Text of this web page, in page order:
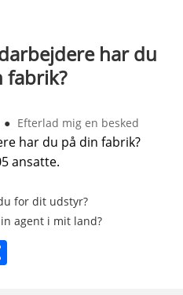
har du
fabrik?
● Efterlad mig en besked
har du på din fabrik?
ansatte.
for dit udstyr?
agent i mit land?